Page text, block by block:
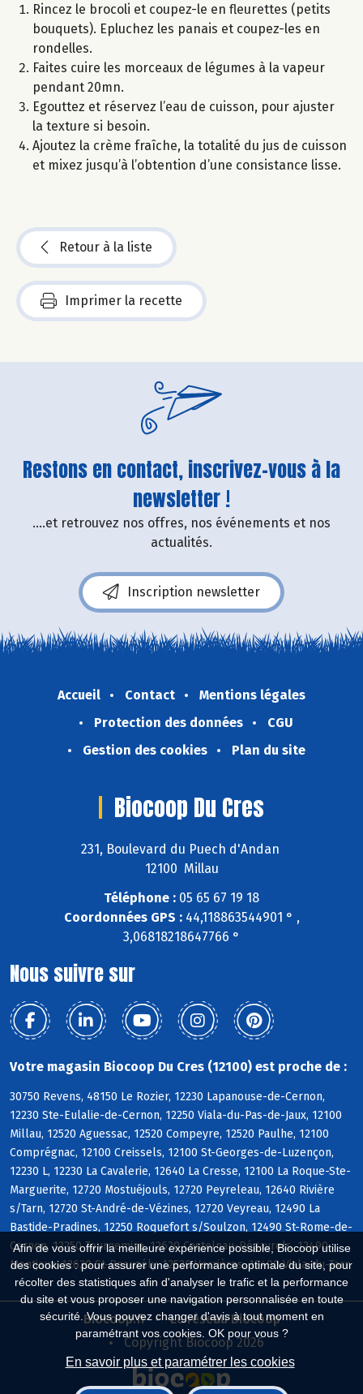
Afin de vous offrir la meilleure expérience possible, Biocoop utilise
des cookies : pour assurer une performance optimale du site, pour
récolter des statistiques afin d'analyser le trafic et la performance
du site et vous proposer une navigation personnalisée en toute
sécurité. Vous pouvez changer d'avis à tout moment en
paramétrant vos cookies. OK pour vous ?
En savoir plus et paramétrer les cookies
Rincez le brocoli et coupez-le en fleurettes (petits
bouquets). Epluchez les panais et coupez-les en
rondelles.
Faites cuire les morceaux de légumes à la vapeur
pendant 20mn.
Egouttez et réservez l’eau de cuisson, pour ajuster
la texture si besoin.
Ajoutez la crème fraîche, la totalité du jus de cuisson
et mixez jusqu’à l’obtention d’une consistance lisse.
Retour à la liste
Imprimer la recette
Restons en contact, inscrivez-vous à la
newsletter !
....et retrouvez nos offres, nos événements et nos
actualités.
Inscription newsletter
Accueil Contact
Mentions légales
Protection des données
CGU
Gestion des cookies
Plan du site
Biocoop Du Cres
231, Boulevard du Puech d'Andan
12100 Millau
Téléphone : 05 65 67 19 18
Coordonnées GPS :44,118863544901 ° ,
3,06818218647766 °
Nous suivre sur
Votre magasin Biocoop Du Cres (12100) est proche de :
30750 Revens, 48150 Le Rozier, 12230 Lapanouse-de-Cernon,
12230 Ste-Eulalie-de-Cernon, 12250 Viala-du-Pas-de-Jaux, 12100
Millau, 12520 Aguessac, 12520 Compeyre, 12520 Paulhe, 12100
Comprégnac, 12100 Creissels, 12100 St-Georges-de-Luzençon,
12230 L, 12230 La Cavalerie, 12640 La Cresse, 12100 La Roque-Ste-
Marguerite, 12720 Mostuéjouls, 12720 Peyreleau, 12640 Rivière
s/Tarn, 12720 St-André-de-Vézines, 12720 Veyreau, 12490 La
Bastide-Pradines, 12250 Roquefort s/Soulzon, 12490 St-Rome-de-
Cernon, 12250 Tournemire, 12620 Castelnau-Pégayrols, 12490
Montjaux, 12620 St-Beauzély, 12520 Verrières, 12490 Viala-du-Tarn
Biocoop.fr
Le réseau Biocoop
Copyright Biocoop 2026